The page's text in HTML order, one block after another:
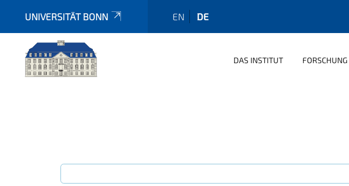
UNIVERSITÄT BONN EN DE
DAS INSTITUT FORSCHUNG